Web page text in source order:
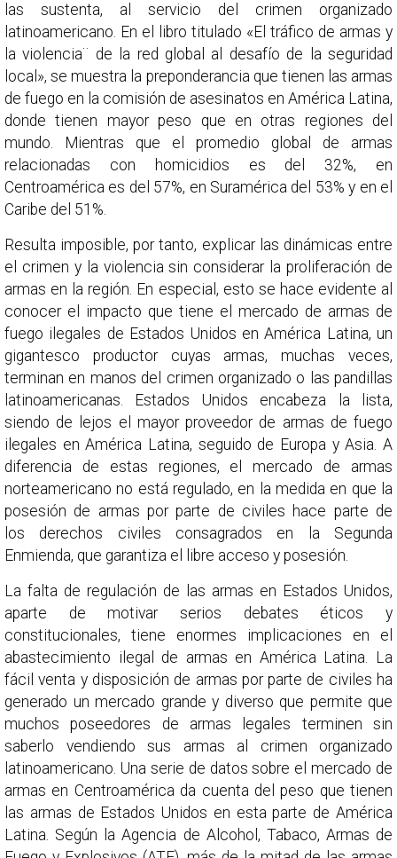
las sustenta, al servicio del crimen organizado
latinoamericano. En el libro titulado «El tráfico de armas y
la violencia¨ de la red global al desafío de la seguridad
local», se muestra la preponderancia que tienen las armas
de fuego en la comisión de asesinatos en América Latina,
donde tienen mayor peso que en otras regiones del
mundo. Mientras que el promedio global de armas
relacionadas con homicidios es del 32%, en
Centroamérica es del 57%, en Suramérica del 53% y en el
Caribe del 51%.
Resulta imposible, por tanto, explicar las dinámicas entre
el crimen y la violencia sin considerar la proliferación de
armas en la región. En especial, esto se hace evidente al
conocer el impacto que tiene el mercado de armas de
fuego ilegales de Estados Unidos en América Latina, un
gigantesco productor cuyas armas, muchas veces,
terminan en manos del crimen organizado o las pandillas
latinoamericanas. Estados Unidos encabeza la lista,
siendo de lejos el mayor proveedor de armas de fuego
ilegales en América Latina, seguido de Europa y Asia. A
diferencia de estas regiones, el mercado de armas
norteamericano no está regulado, en la medida en que la
posesión de armas por parte de civiles hace parte de
los derechos civiles consagrados en la Segunda
Enmienda, que garantiza el libre acceso y posesión.
La falta de regulación de las armas en Estados Unidos,
aparte de motivar serios debates éticos y
constitucionales, tiene enormes implicaciones en el
abastecimiento ilegal de armas en América Latina. La
fácil venta y disposición de armas por parte de civiles ha
generado un mercado grande y diverso que permite que
muchos poseedores de armas legales terminen sin
saberlo vendiendo sus armas al crimen organizado
latinoamericano. Una serie de datos sobre el mercado de
armas en Centroamérica da cuenta del peso que tienen
las armas de Estados Unidos en esta parte de América
Latina. Según la Agencia de Alcohol, Tabaco, Armas de